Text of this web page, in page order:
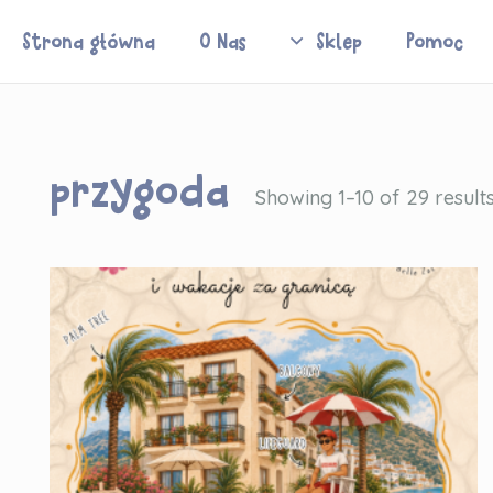
Strona główna O Nas Sklep Pomoc
przygoda Showing 1–10 of 29